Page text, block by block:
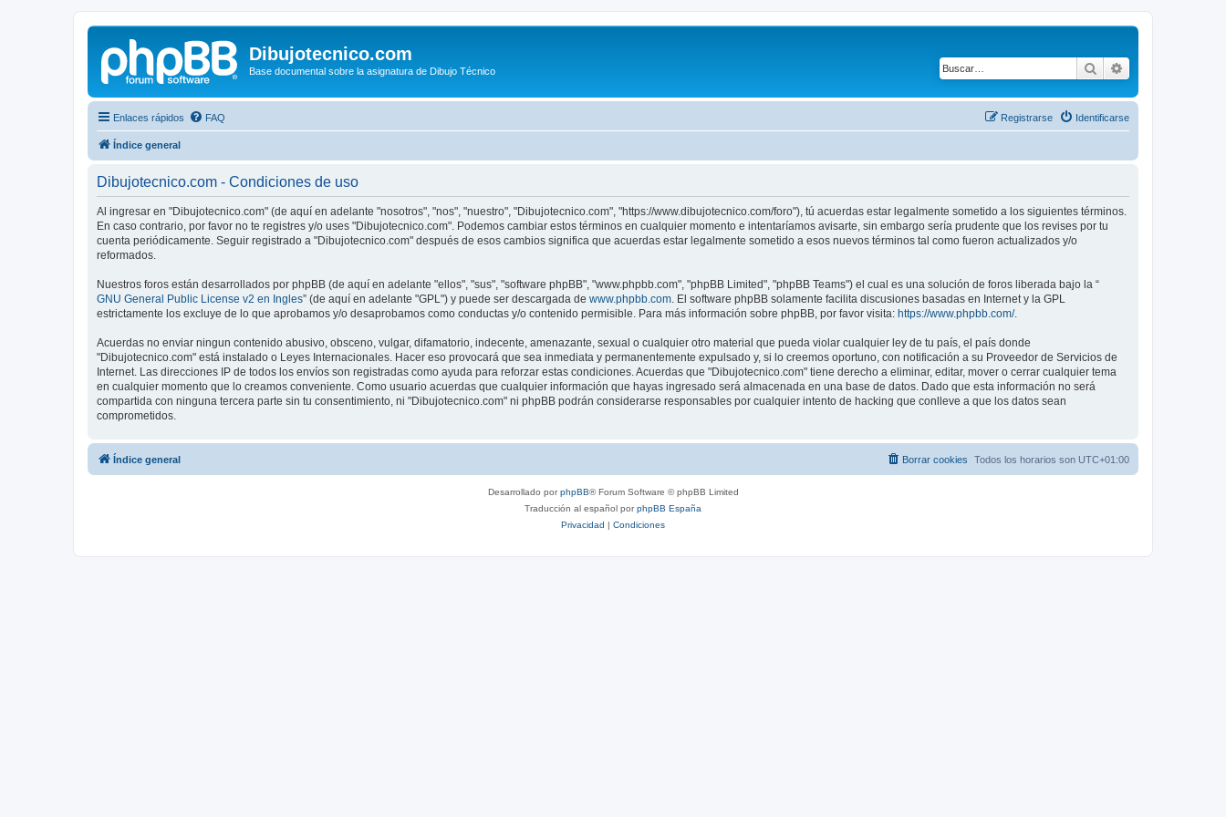
Dibujotecnico.com
Base documental sobre la asignatura de Dibujo Técnico Buscar
Enlaces rápidos FAQ Identificarse
Registrarse
Índice general
Dibujotecnico.com - Condiciones de uso
Al ingresar en "Dibujotecnico.com" (de aquí en adelante "nosotros", "nos", "nuestro", "Dibujotecnico.com", "https://www.dibujotecnico.com/foro"), tú acuerdas estar legalmente sometido a los siguientes términos.
En caso contrario, por favor no te registres y/o uses "Dibujotecnico.com". Podemos cambiar estos términos en cualquier momento e intentaríamos avisarte, sin embargo sería prudente que los revises por tu
cuenta periódicamente. Seguir registrado a "Dibujotecnico.com" después de esos cambios significa que acuerdas estar legalmente sometido a esos nuevos términos tal como fueron actualizados y/o
reformados.
Nuestros foros están desarrollados por phpBB (de aquí en adelante "ellos", "sus", "software phpBB", "www.phpbb.com", "phpBB Limited", "phpBB Teams") el cual es una solución de foros liberada bajo la “
GNU General Public License v2 en Ingles” (de aquí en adelante "GPL") y puede ser descargada de www.phpbb.com . El software phpBB solamente facilita discusiones basadas en Internet y la GPL
estrictamente los excluye de lo que aprobamos y/o desaprobamos como conductas y/o contenido permisible. Para más información sobre phpBB, por favor visita: https://www.phpbb.com/.
Acuerdas no enviar ningun contenido abusivo, obsceno, vulgar, difamatorio, indecente, amenazante, sexual o cualquier otro material que pueda violar cualquier ley de tu país, el país donde
"Dibujotecnico.com" está instalado o Leyes Internacionales. Hacer eso provocará que sea inmediata y permanentemente expulsado y, si lo creemos oportuno, con notificación a su Proveedor de Servicios de
Internet. Las direcciones IP de todos los envíos son registradas como ayuda para reforzar estas condiciones. Acuerdas que "Dibujotecnico.com" tiene derecho a eliminar, editar, mover o cerrar cualquier tema
en cualquier momento que lo creamos conveniente. Como usuario acuerdas que cualquier información que hayas ingresado será almacenada en una base de datos. Dado que esta información no será
compartida con ninguna tercera parte sin tu consentimiento, ni "Dibujotecnico.com" ni phpBB podrán considerarse responsables por cualquier intento de hacking que conlleve a que los datos sean
comprometidos.
Índice general Todos los horarios son UTC+01:00
Borrar cookies
Desarrollado porphpBB® Forum Software © phpBB Limited
Traducción al español porphpBB España
Privacidad | Condiciones